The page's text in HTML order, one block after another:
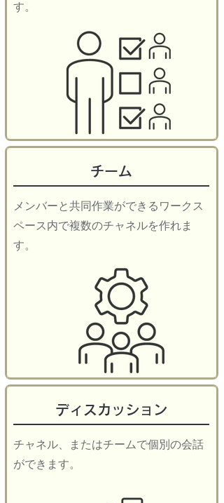
す。
チーム
メンバーと共同作業ができるワークス
ペース内で複数のチャネルを作れま
す。
ディスカッション
チャネル、またはチームで個別の会話
ができます。